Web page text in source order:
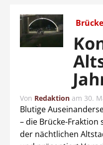
Von Redaktion am 30.
Blutige
– die Brücke-
der nächtlichen